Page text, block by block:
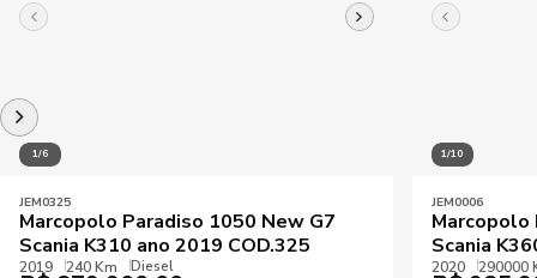
1/6
JEM0325
Marcopolo Paradiso 1050 New G7
Scania K310 ano 2019 COD.325
2019 240 Km Diesel
1/10
JEM0006
Marcopolo
Scania
2020 290000